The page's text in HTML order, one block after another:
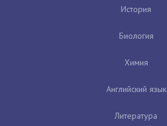
История
Биология
Химия
Английский язык
Литература